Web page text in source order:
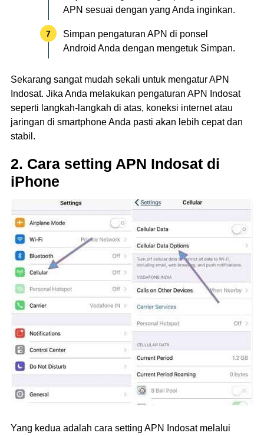
APN sesuai dengan yang Anda inginkan.
Simpan pengaturan APN di ponsel
Android Anda dengan mengetuk Simpan.
Sekarang sangat mudah sekali untuk mengatur APN
Indosat. Jika Anda melakukan pengaturan APN Indosat
seperti langkah-langkah di atas, koneksi internet atau
jaringan di smartphone Anda pasti akan lebih cepat dan
stabil.
2. Cara setting APN Indosat di
iPhone
Yang kedua adalah cara setting APN Indosat melalui